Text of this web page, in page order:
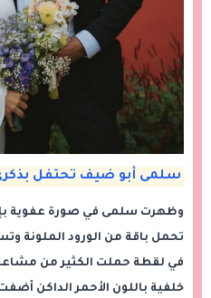
سلمى أبو ضيف تحتفل
وظهرت سلمى في صورة عفوية
تحمل باقة من الورود الملونة
في لقطة حملت الكثير من
خلفية باللون الأحمر الداكن